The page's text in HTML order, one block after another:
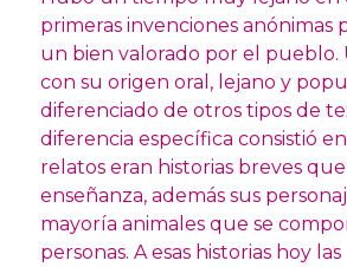
primeras invenciones anónimas
un bien valorado por el pueblo.
con su origen oral, lejano y
diferenciado de otros tipos de
diferencia específica consistió
relatos eran historias breves
enseñanza, además sus
mayoría animales que se
personas. A esas historias hoy las